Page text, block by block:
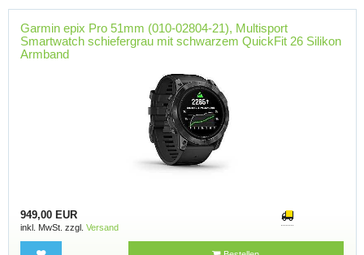
Garmin epix Pro 51mm (010-02804-21), Multisport
Smartwatch schiefergrau mit schwarzem QuickFit 26 Silikon
Armband
949,00 EUR
inkl. MwSt. zzgl. Versand